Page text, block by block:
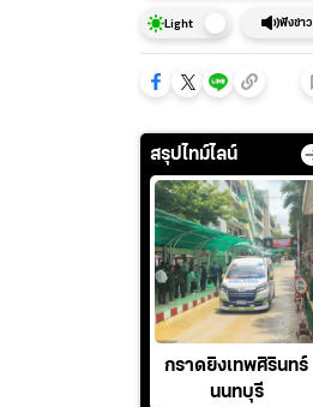
Light ฟังข่าว
สรุปไทม์ไลน์
กราดยิงเทพศิรินทร์
นนทบุรี